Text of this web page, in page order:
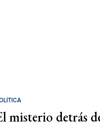
misterio detrás